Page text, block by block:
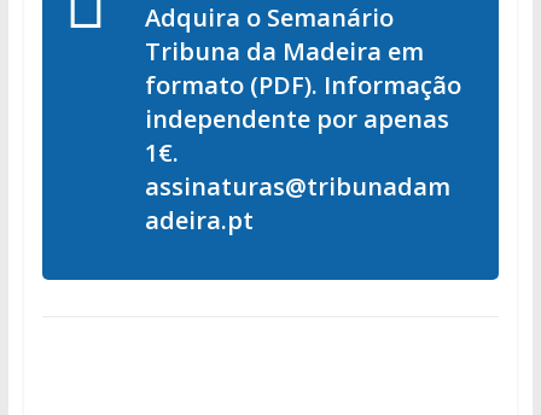
Adquira o Semanário
Tribuna da Madeira em
formato (PDF). Informação
independente por apenas
1€.
assinaturas@tribunadam
adeira.pt